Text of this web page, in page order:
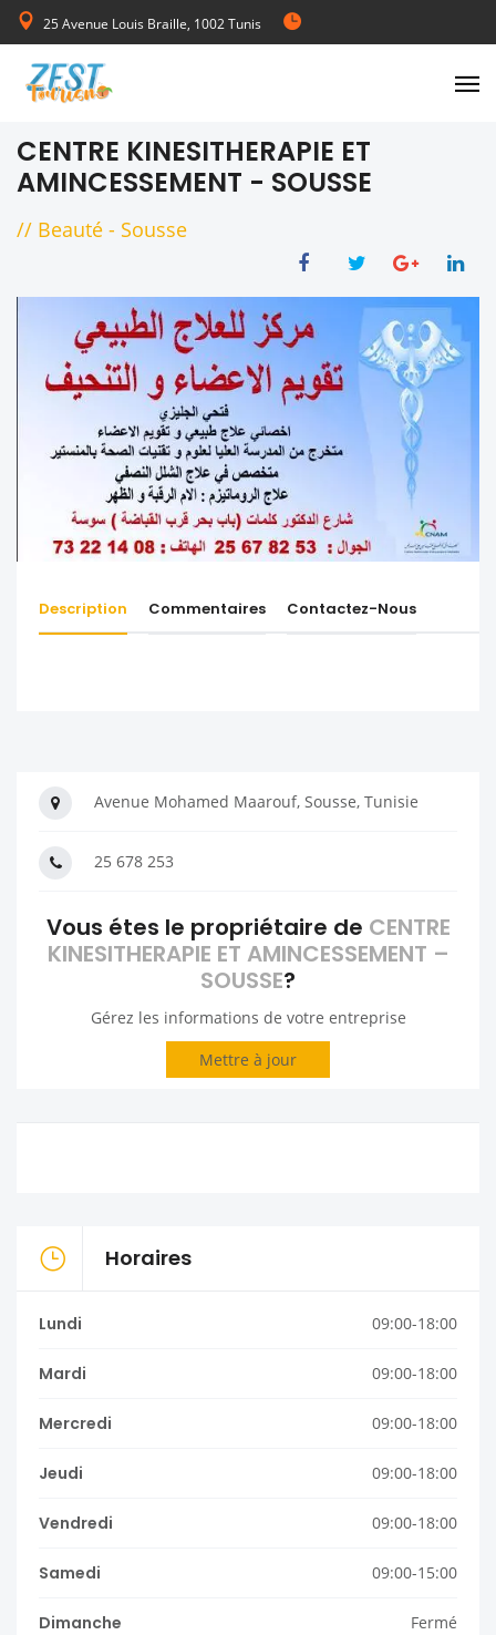
25 Avenue Louis Braille, 1002 Tunis
de Lundi au Vendredi 08:00-17:00
CENTRE KINESITHERAPIE ET
AMINCESSEMENT - SOUSSE
// Beauté - Sousse
Description Commentaires Contactez-Nous
Avenue Mohamed Maarouf, Sousse, Tunisie
25 678 253
Vous étes le propriétaire de CENTRE
KINESITHERAPIE ET AMINCESSEMENT –
SOUSSE?
Gérez les informations de votre entreprise
Mettre à jour
Horaires
Lundi 09:00-18:00
Mardi 09:00-18:00
Mercredi 09:00-18:00
Jeudi 09:00-18:00
Vendredi 09:00-18:00
Samedi 09:00-15:00
Dimanche Fermé